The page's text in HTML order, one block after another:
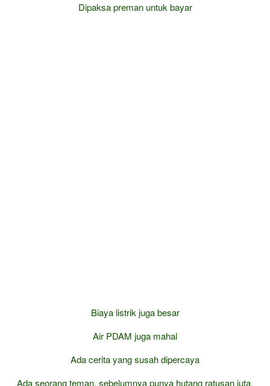
Dipaksa preman untuk bayar
Biaya listrik juga besar
Air PDAM juga mahal
Ada cerita yang susah dipercaya
Ada seorang teman, sebelumnya punya hutang ratusan juta,